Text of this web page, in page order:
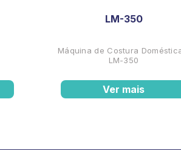
LM-350
Máquina de Costura
LM-350
Ver mais